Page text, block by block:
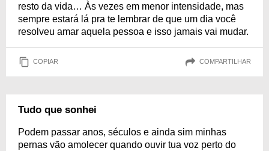
resto da vida… Às vezes em menor intensidade, mas
sempre estará lá pra te lembrar de que um dia você
resolveu amar aquela pessoa e isso jamais vai mudar.
COPIAR COMPARTILHAR
Tudo que sonhei
Podem passar anos, séculos e ainda sim minhas
pernas vão amolecer quando ouvir tua voz perto do